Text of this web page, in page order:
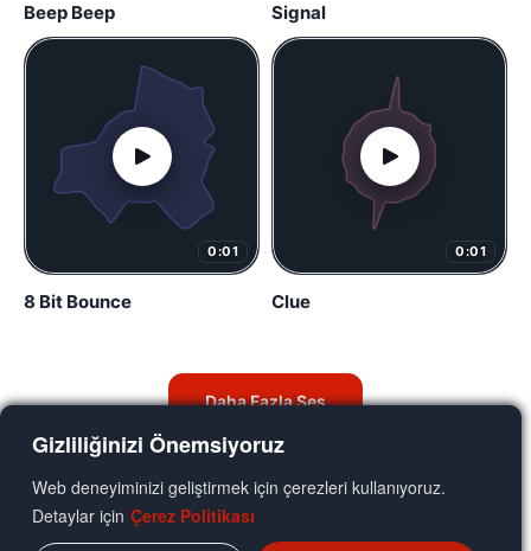
Gizliliğinizi Önemsiyoruz
Web deneyiminizi geliştirmek için çerezleri kullanıyoruz.
Detaylar için Çerez Politikası
Beep Beep Signal
0:01
8 Bit Bounce
0:01
Clue
Daha Fazla Ses